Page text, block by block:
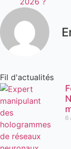
Fil d'actualités
6